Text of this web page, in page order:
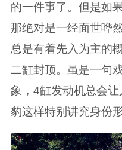
的一件事了。但是如
那绝对是一经面世哗
总是有着先入为主的
二缸封顶。虽是一句
象，4缸发动机总会
豹这样特别讲究身份